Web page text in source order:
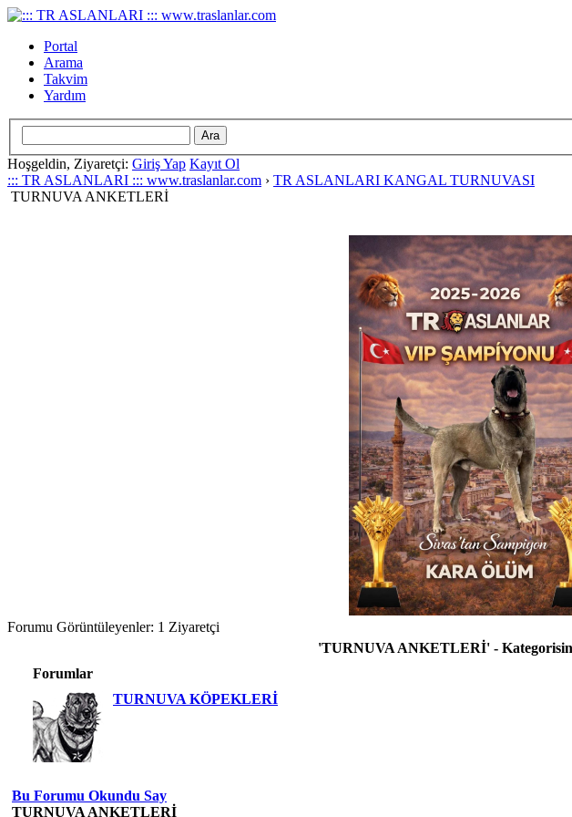
Portal
Arama
Takvim
Yardım
Hoşgeldin, Ziyaretçi: Giriş Yap Kayıt Ol
::: TR ASLANLARI ::: www.traslanlar.com › TR ASLANLARI KANGAL TURNUVASI
TURNUVA ANKETLERİ
Forumu Görüntüleyenler: 1 Ziyaretçi
'TURNUVA ANKETLERİ' -
Forumlar
TURNUVA KÖPEKLERİ
Bu Forumu Okundu Say
TURNUVA ANKETLERİ